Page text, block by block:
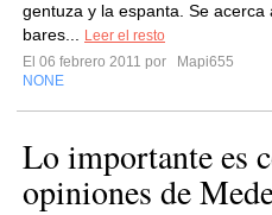
gentuza y la espanta. Se
bares...
Leer el resto
El 06 febrero 2011 por
Mapi655
NONE
Lo importante es
opiniones de